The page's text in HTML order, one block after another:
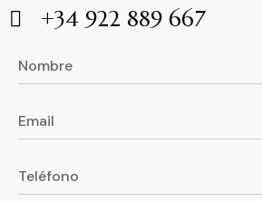
+34 922 889 667